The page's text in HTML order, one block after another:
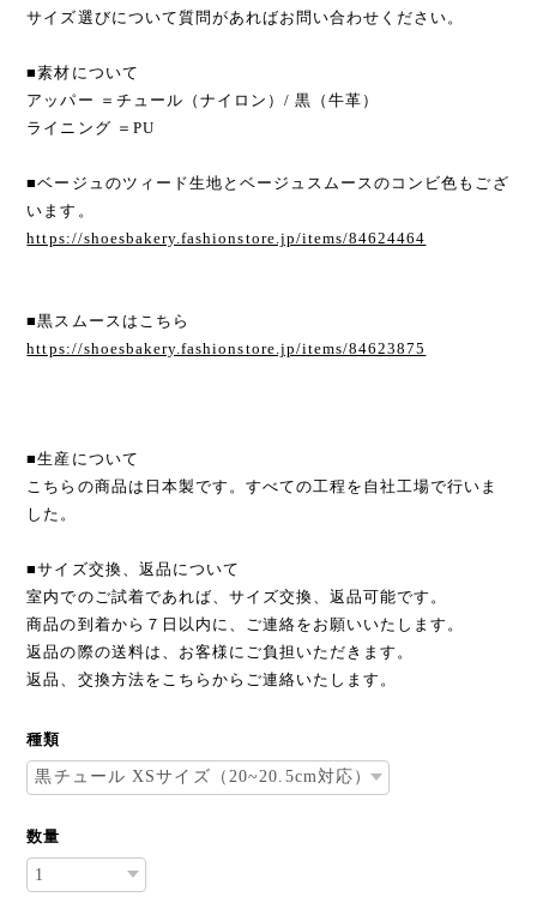
サイズ選びについて質問があればお問い合わせください。
■素材について
アッパー ＝チュール（ナイロン）/ 黒（牛革）
ライニング ＝PU
■ベージュのツィード生地とベージュスムースのコンビ色もござ
います。
https://shoesbakery.fashionstore.jp/items/84624464
■黒スムースはこちら
https://shoesbakery.fashionstore.jp/items/84623875
■生産について
こちらの商品は日本製です。すべての工程を自社工場で行いま
した。
■サイズ交換、返品について
室内でのご試着であれば、サイズ交換、返品可能です。
商品の到着から７日以内に、ご連絡をお願いいたします。
返品の際の送料は、お客様にご負担いただきます。
返品、交換方法をこちらからご連絡いたします。
種類
数量